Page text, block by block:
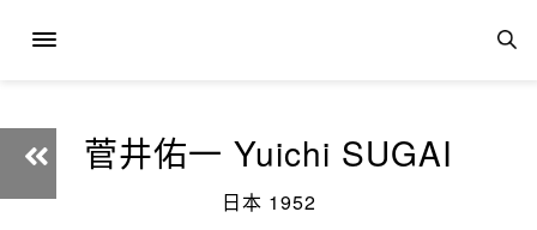
菅井佑一 Yuichi SUGAI
日本 1952